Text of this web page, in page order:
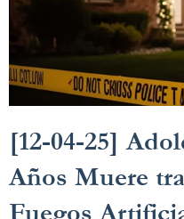
[12-04-25]
Años Muere